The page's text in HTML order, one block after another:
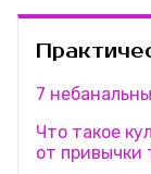
7
Что такое
от привычки